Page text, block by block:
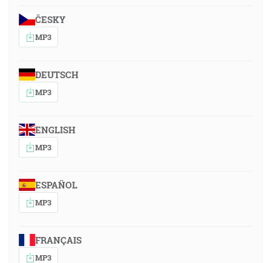
ČESKY
MP3
DEUTSCH
MP3
ENGLISH
MP3
ESPAÑOL
MP3
FRANÇAIS
MP3